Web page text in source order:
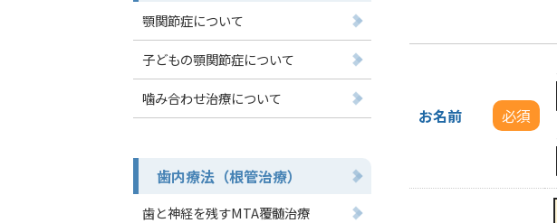
お名前 必須
顎関節症について
子どもの顎関節症について
噛み合わせ治療について
歯内療法（根管治療）
歯と神経を残すMTA覆髄治療